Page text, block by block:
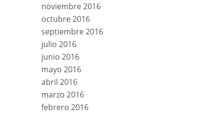
noviembre 2016
octubre 2016
septiembre 2016
julio 2016
junio 2016
mayo 2016
abril 2016
marzo 2016
febrero 2016